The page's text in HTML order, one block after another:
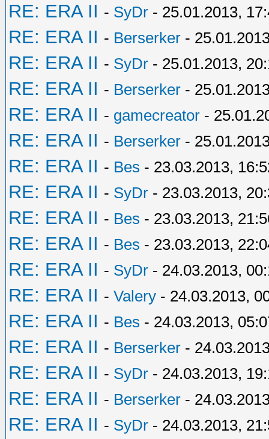
RE: ERA II - SyDr - 25.01.2013,
RE: ERA II - Berserker -
RE: ERA II - SyDr - 25.01.2013,
RE: ERA II - Berserker -
RE: ERA II - gamecreator -
RE: ERA II - Berserker -
RE: ERA II - Bes - 23.03.2013,
RE: ERA II - SyDr - 23.03.2013,
RE: ERA II - Bes - 23.03.2013,
RE: ERA II - Bes - 23.03.2013,
RE: ERA II - SyDr - 24.03.2013,
RE: ERA II - Valery - 24.03.2013,
RE: ERA II - Bes - 24.03.2013,
RE: ERA II - Berserker -
RE: ERA II - SyDr - 24.03.2013,
RE: ERA II - Berserker -
RE: ERA II - SyDr - 24.03.2013,